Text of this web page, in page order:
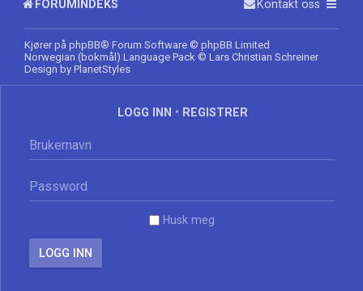
FORUMINDEKS Kontakt oss
Kjører på phpBB® Forum Software © phpBB Limited
Norwegian (bokmål) Language Pack © Lars Christian Schreiner
Design by PlanetStyles
LOGG INN • REGISTRER
Husk meg